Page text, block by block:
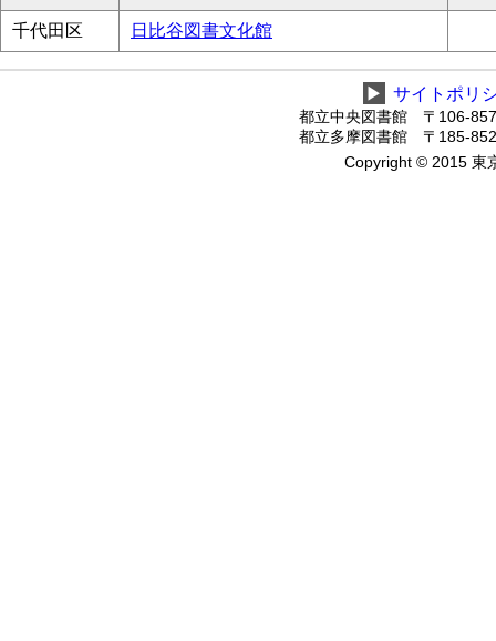
千代田区 日比谷図書文化館
▶ サイトポリ
都立中央図書館 〒106-
都立多摩図書館 〒185-
Copyright © 2015 東